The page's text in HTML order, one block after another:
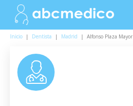
Inicio | Dentista | Madrid | Alfonso Plaza Mayor